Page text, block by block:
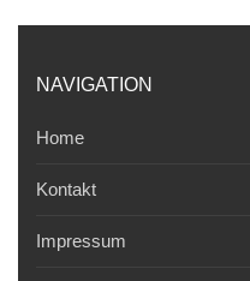
NAVIGATION
Home
Kontakt
Impressum